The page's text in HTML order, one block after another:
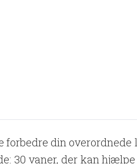
din overordnede
30 vaner, der kan